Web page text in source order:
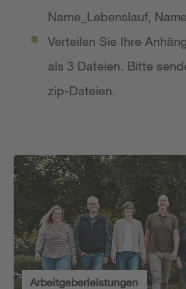
Name_Lebenslauf,
Verteilen Sie Ihre
als 3 Dateien. Bitte
zip-Dateien.
Arbeitgeberleistungen